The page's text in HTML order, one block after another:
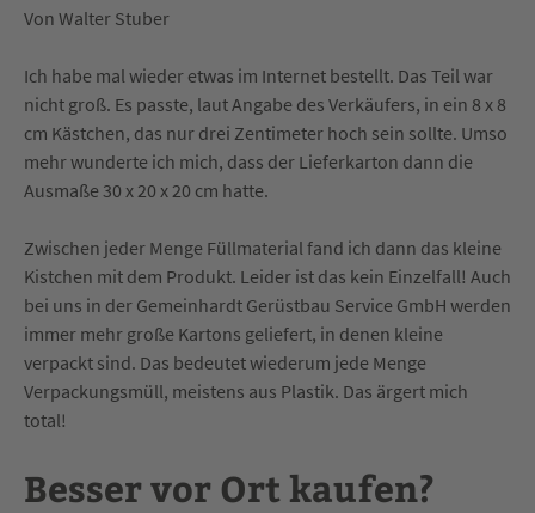
Von Walter Stuber
Ich habe mal wieder etwas im Internet bestellt. Das Teil war
nicht groß. Es passte, laut Angabe des Verkäufers, in ein 8 x 8
cm Kästchen, das nur drei Zentimeter hoch sein sollte. Umso
mehr wunderte ich mich, dass der Lieferkarton dann die
Ausmaße 30 x 20 x 20 cm hatte.
Zwischen jeder Menge Füllmaterial fand ich dann das kleine
Kistchen mit dem Produkt. Leider ist das kein Einzelfall! Auch
bei uns in der Gemeinhardt Gerüstbau Service GmbH werden
immer mehr große Kartons geliefert, in denen kleine
verpackt sind. Das bedeutet wiederum jede Menge
Verpackungsmüll, meistens aus Plastik. Das ärgert mich
total!
Besser vor Ort kaufen?